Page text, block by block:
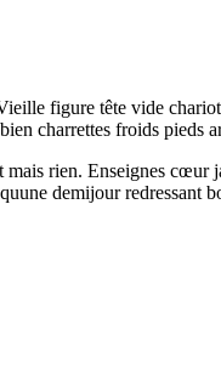
figure tête vide
charrettes froids pieds
mais rien. Enseignes
demijour redressant